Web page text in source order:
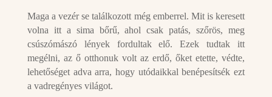
Maga a vezér se találkozott még emberrel. Mit is keresett
volna itt a sima bőrű, ahol csak patás, szőrös, meg
csúszómászó lények fordultak elő. Ezek tudtak itt
megélni, az ő otthonuk volt az erdő, őket etette, védte,
lehetőséget adva arra, hogy utódaikkal benépesítsék ezt
a vadregényes világot.